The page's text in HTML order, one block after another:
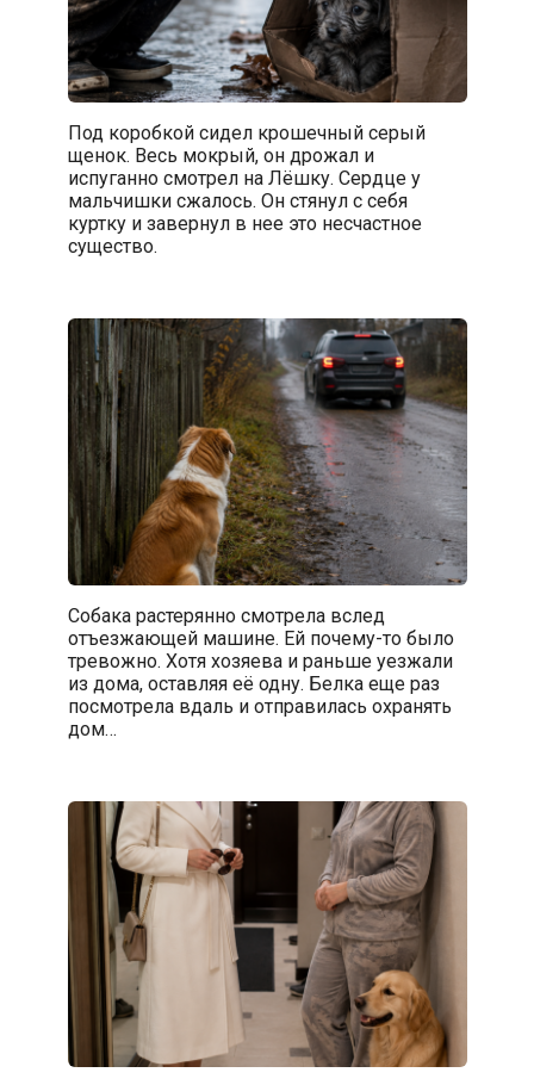
Под коробкой сидел крошечный серый
щенок. Весь мокрый, он дрожал и
испуганно смотрел на Лёшку. Сердце у
мальчишки сжалось. Он стянул с себя
куртку и завернул в нее это несчастное
существо.
Собака растерянно смотрела вслед
отъезжающей машине. Ей почему-то было
тревожно. Хотя хозяева и раньше уезжали
из дома, оставляя её одну. Белка еще раз
посмотрела вдаль и отправилась охранять
дом…